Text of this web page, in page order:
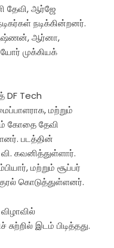
தேவி, ஆர்ஜே
நடிக்கின்றனர்.
ஆர்னா,
முக்கியக்
DF Tech
மற்றும்
கோதை தேவி
படத்தின்
வி. கவனித்துள்ளார்.
மற்றும் சூப்பர்
கொடுத்துள்ளனர்.
இடம் பிடித்தது.